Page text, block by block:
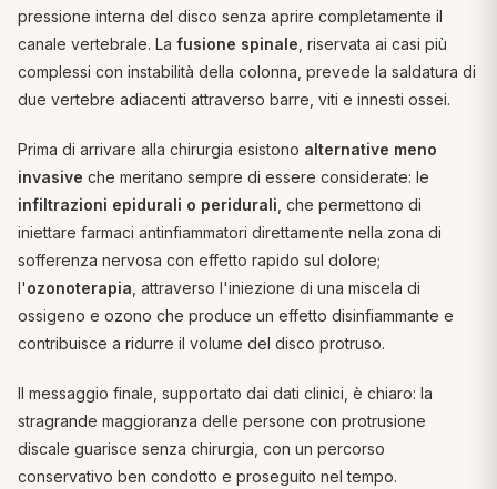
pressione interna del disco senza aprire completamente il
canale vertebrale. La fusione spinale , riservata ai casi più
complessi con instabilità della colonna, prevede la saldatura di
due vertebre adiacenti attraverso barre, viti e innesti ossei.
Prima di arrivare alla chirurgia esistono alternative meno
invasive che meritano sempre di essere considerate: le
infiltrazioni epidurali o peridurali , che permettono di
iniettare farmaci antinfiammatori direttamente nella zona di
sofferenza nervosa con effetto rapido sul dolore;
l'ozonoterapia , attraverso l'iniezione di una miscela di
ossigeno e ozono che produce un effetto disinfiammante e
contribuisce a ridurre il volume del disco protruso.
Il messaggio finale, supportato dai dati clinici, è chiaro: la
stragrande maggioranza delle persone con protrusione
discale guarisce senza chirurgia, con un percorso
conservativo ben condotto e proseguito nel tempo.